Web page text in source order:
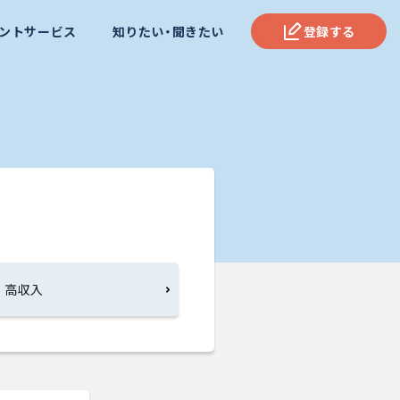
トサービス 知りたい・聞きたい 登録する
高収入